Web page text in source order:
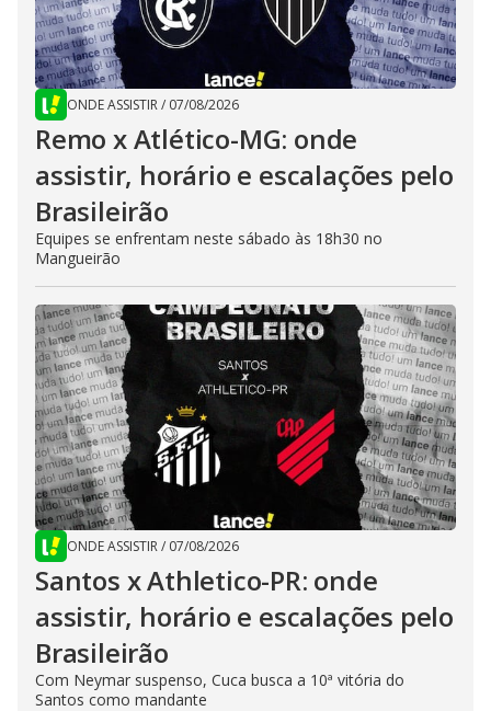
ONDE ASSISTIR/ 07/08/2026
Remo x Atlético-MG: onde
assistir, horário e escalações pelo
Brasileirão
Equipes se enfrentam neste sábado às 18h30 no
Mangueirão
ONDE ASSISTIR/ 07/08/2026
Santos x Athletico-PR: onde
assistir, horário e escalações pelo
Brasileirão
Com Neymar suspenso, Cuca busca a 10ª vitória do
Santos como mandante